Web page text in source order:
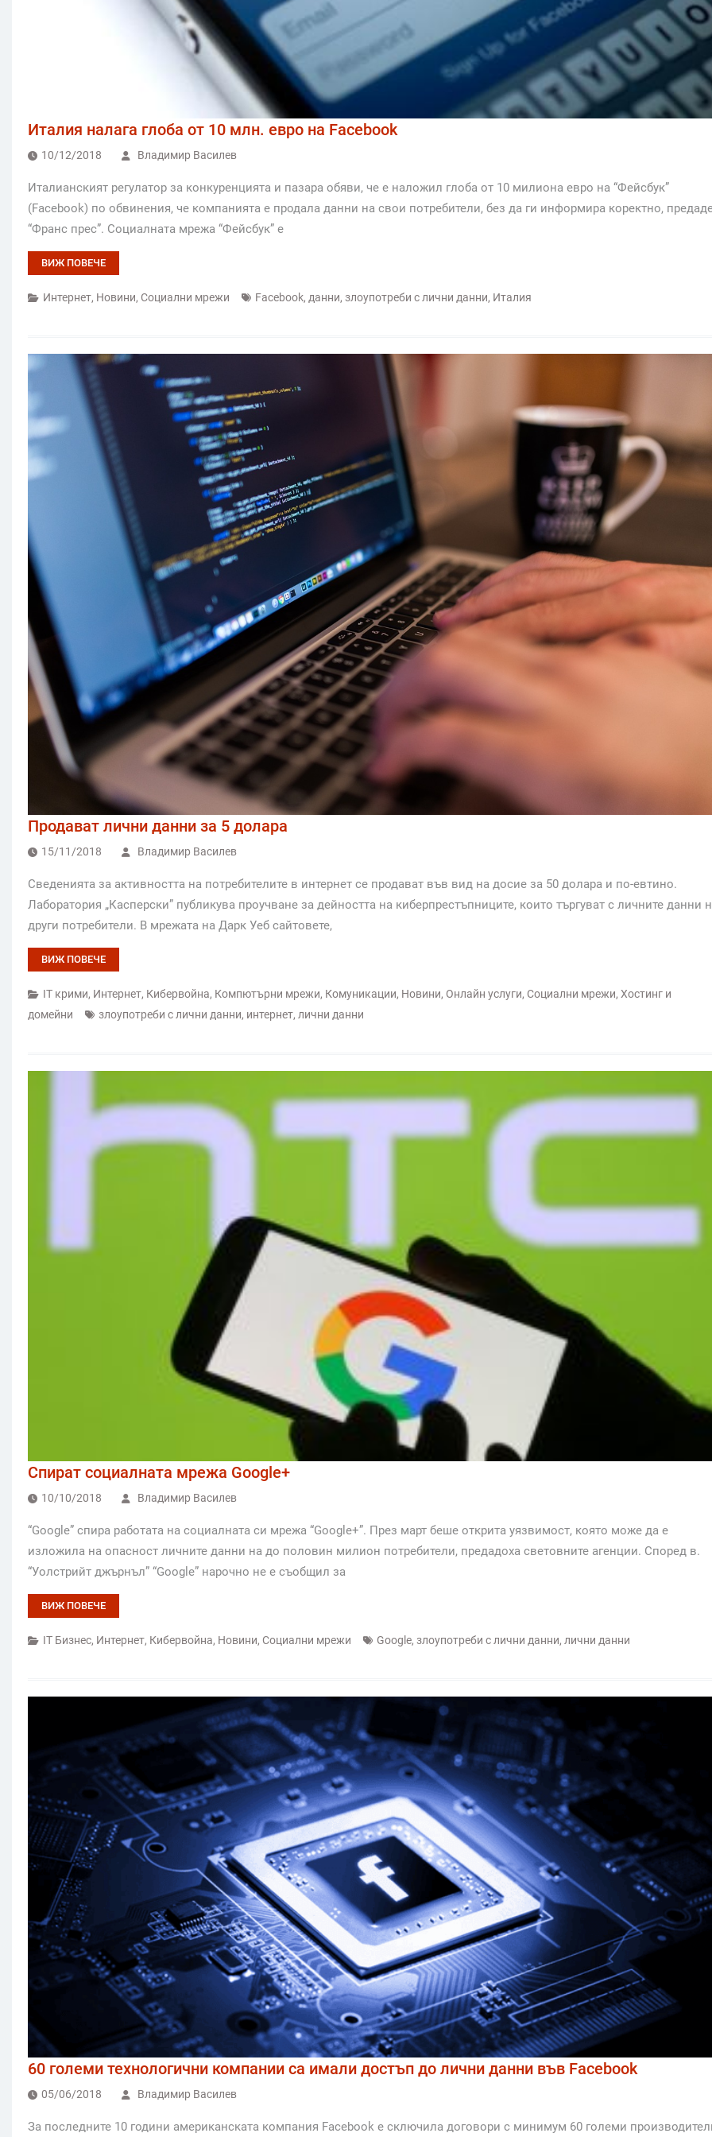
Италия налага глоба от 10 млн. евро на Facebook
10/12/2018 Владимир Василев
Италианският регулатор за конкуренцията и пазара обяви, че е наложил глоба от 10 милиона евро на “Фейсбук”
(Facebook) по обвинения, че компанията е продала данни на свои потребители, без да ги информира коректно,
“Франс прес”. Социалната мрежа “Фейсбук” е
ВИЖ ПОВЕЧЕ
Интернет, Новини, Социални мрежи Facebook, данни, злоупотреби с лични данни, Италия
Продават лични данни за 5 долара
15/11/2018 Владимир Василев
Сведенията за активността на потребителите в интернет се продават във вид на досие за 50 долара и по-евтино.
Лаборатория „Касперски” публикува проучване за дейността на киберпрестъпниците, които търгуват с личните данни
други потребители. В мрежата на Дарк Уеб сайтовете,
ВИЖ ПОВЕЧЕ
IT крими, Интернет, Кибервойна, Компютърни мрежи, Комуникации, Новини, Онлайн услуги, Социални мрежи, Хостинг и
домейни
злоупотреби с лични данни, интернет, лични данни
Спират социалната мрежа Google+
10/10/2018 Владимир Василев
“Google” спира работата на социалната си мрежа “Google+”. През март беше открита уязвимост, която може да е
изложила на опасност личните данни на до половин милион потребители, предадоха световните агенции. Според в.
“Уолстрийт джърнъл” “Google” нарочно не е съобщил за
ВИЖ ПОВЕЧЕ
IT Бизнес, Интернет, Кибервойна, Новини, Социални мрежи Google, злоупотреби с лични данни, лични данни
60 големи технологични компании са имали достъп до лични данни във Facebook
05/06/2018 Владимир Василев
За последните 10 години американската компания Facebook е сключила договори с минимум 60 големи